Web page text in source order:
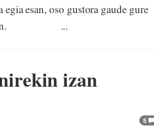
esan, oso gustora gaude gure
...
izan
5